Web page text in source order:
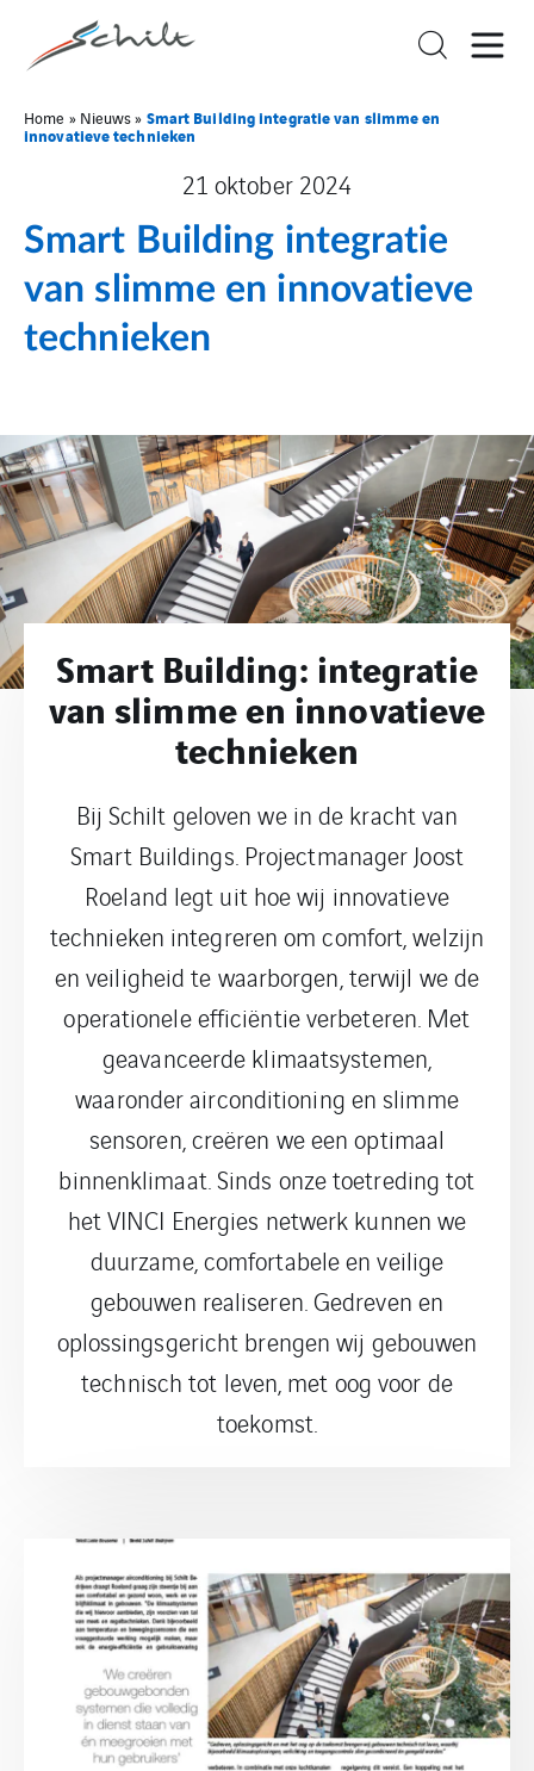
Home » Nieuws» Smart Building integratie van slimme en
innovatieve technieken
21 oktober 2024
Smart Building integratie
van slimme en innovatieve
technieken
Smart Building: integratie
van slimme en innovatieve
technieken
Bij Schilt geloven we in de kracht van
Smart Buildings. Projectmanager Joost
Roeland legt uit hoe wij innovatieve
technieken integreren om comfort, welzijn
en veiligheid te waarborgen, terwijl we de
operationele efficiëntie verbeteren. Met
geavanceerde klimaatsystemen,
waaronder airconditioning en slimme
sensoren, creëren we een optimaal
binnenklimaat. Sinds onze toetreding tot
het VINCI Energies netwerk kunnen we
duurzame, comfortabele en veilige
gebouwen realiseren. Gedreven en
oplossingsgericht brengen wij gebouwen
technisch tot leven, met oog voor de
toekomst.